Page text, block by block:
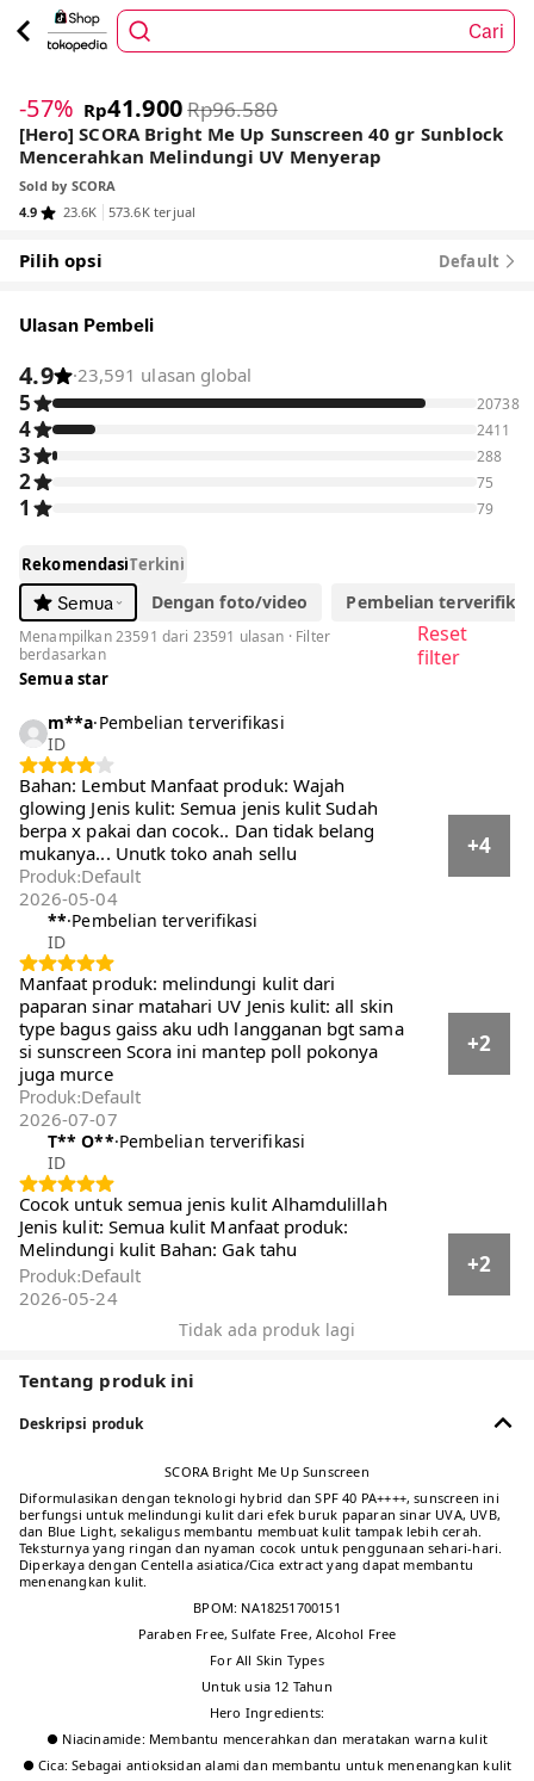
Cari
1/7
-57% Rp41.900Rp96.580
[Hero] SCORA Bright Me Up Sunscreen 40 gr Sunblock
Mencerahkan Melindungi UV Menyerap
Sold bySCORA
4.9
23.6K 573.6K terjual
Pilih opsi Default
Ulasan Pembeli
4.9 ·23,591 ulasan global
5 20738
4 2411
3 288
2 75
1 79
RekomendasiTerkini
Semua
Dengan foto/video Pembelian terverifikasi
Menampilkan 23591 dari 23591 ulasan · Filter
berdasarkan
Reset
filter
Semua star
m**a·Pembelian terverifikasi
ID
Bahan: Lembut Manfaat produk: Wajah
glowing Jenis kulit: Semua jenis kulit Sudah
berpa x pakai dan cocok.. Dan tidak belang
mukanya... Unutk toko anah sellu
+4
Produk:Default
2026-05-04
**·Pembelian terverifikasi
ID
Manfaat produk: melindungi kulit dari paparan
sinar matahari UV Jenis kulit: all skin type
bagus gaiss aku udh langganan bgt sama si
sunscreen Scora ini mantep poll pokonya juga
murce
+2
Produk:Default
2026-07-07
T** O**️·Pembelian terverifikasi
ID
Cocok untuk semua jenis kulit Alhamdulillah
Jenis kulit: Semua kulit Manfaat produk:
Melindungi kulit Bahan: Gak tahu
+2
Produk:Default
2026-05-24
Tidak ada produk lagi
Tentang produk ini
Deskripsi produk
SCORA Bright Me Up Sunscreen
Diformulasikan dengan teknologi hybrid dan SPF 40 PA++++, sunscreen ini
berfungsi untuk melindungi kulit dari efek buruk paparan sinar UVA, UVB,
dan Blue Light, sekaligus membantu membuat kulit tampak lebih cerah.
Teksturnya yang ringan dan nyaman cocok untuk penggunaan sehari-hari.
Diperkaya dengan Centella asiatica/Cica extract yang dapat membantu
menenangkan kulit.
BPOM: NA18251700151
Paraben Free, Sulfate Free, Alcohol Free
For All Skin Types
Untuk usia 12 Tahun
Hero Ingredients:
● Niacinamide: Membantu mencerahkan dan meratakan warna kulit
● Cica: Sebagai antioksidan alami dan membantu untuk menenangkan kulit